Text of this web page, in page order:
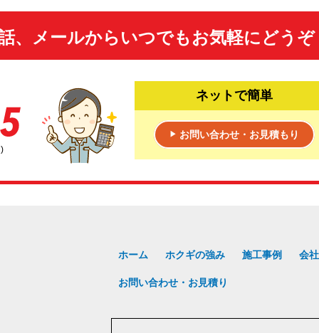
、メールからいつでもお気軽にどうぞ
ネットで簡単
▶ お問い合わせ・お見積もり
ホーム ホクギの強み 施工事例 会
お問い合わせ・お見積り